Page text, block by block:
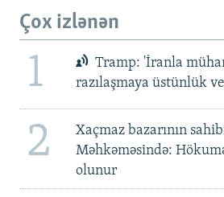
Çox izlənən
1
Tramp: 'İranla
razılaşmaya üstünlük
2
Xaçmaz bazarının
Məhkəməsində:
olunur